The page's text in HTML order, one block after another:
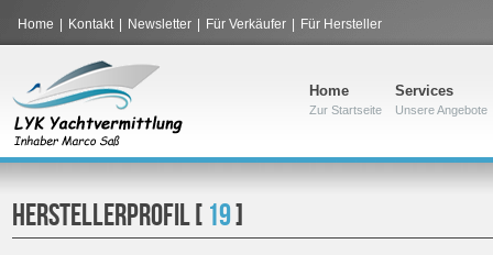
Home Kontakt Newsletter Für Verkäufer Für Hersteller
Home
Zur Startseite
Services
Unsere Angebote
HERSTELLERPROFIL [ 19]